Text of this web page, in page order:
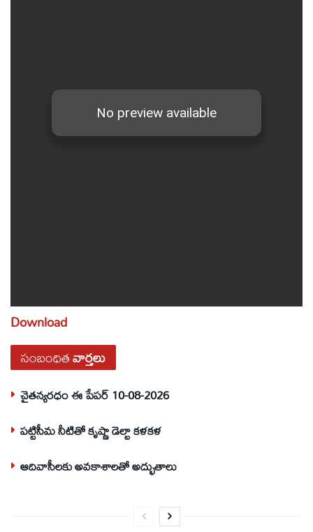
Download
సంబంధితవార్తలు
చైతన్యరధం ఈ పేపర్ 10-08-2026
పట్టిసీమ నీటితో కృష్ణా డెల్టా కళకళ
ఆదివాసీలకు అవకాశాలతో అద్భుతాలు